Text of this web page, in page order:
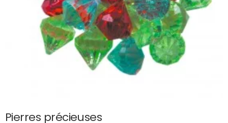
Pierres précieuses